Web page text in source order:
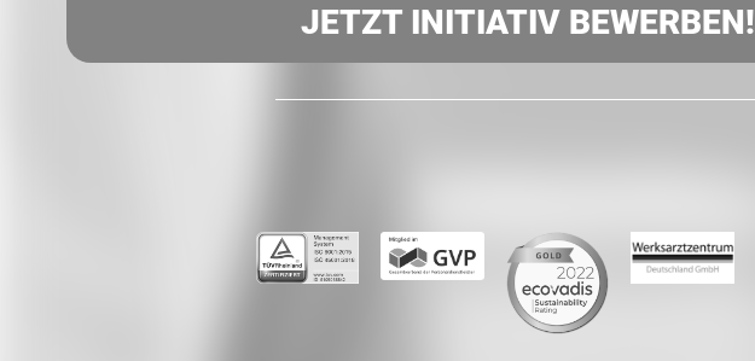
JETZT INITIATIV BEWERBEN!